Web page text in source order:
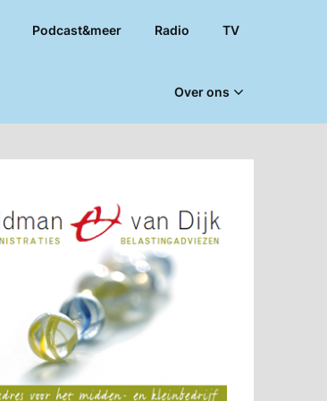
Podcast&meer Radio TV
Over ons